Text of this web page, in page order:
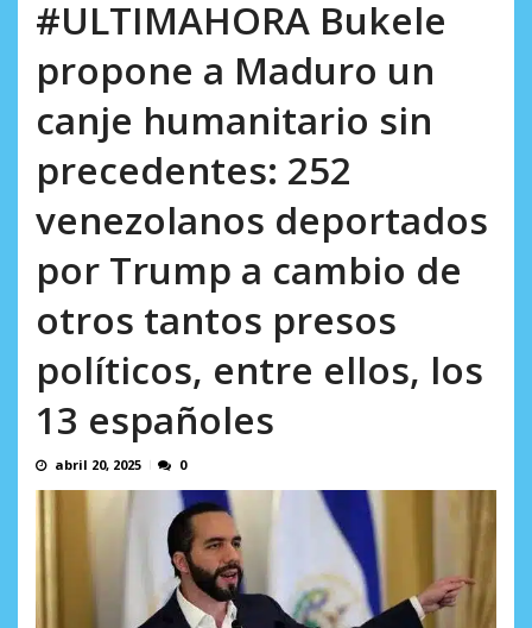
#ULTIMAHORA Bukele
propone a Maduro un
canje humanitario sin
precedentes: 252
venezolanos deportados
por Trump a cambio de
otros tantos presos
políticos, entre ellos, los
13 españoles
abril 20, 2025 0